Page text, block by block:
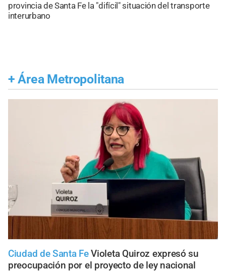
provincia de Santa Fe la "difícil" situación del transporte
interurbano
+ Área Metropolitana
Ciudad de Santa Fe Violeta Quiroz expresó su
preocupación por el proyecto de ley nacional